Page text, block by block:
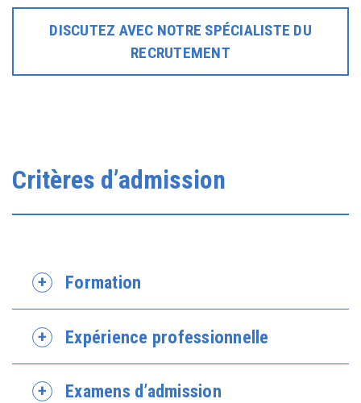
DISCUTEZ AVEC NOTRE SPÉCIALISTE DU
RECRUTEMENT
Critères d’admission
Formation
Expérience professionnelle
Examens d’admission